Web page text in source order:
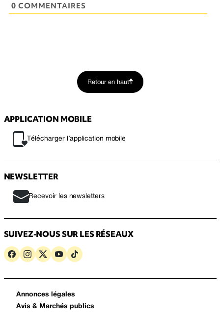
0 COMMENTAIRES
Retour en haut
APPLICATION MOBILE
Télécharger l’application mobile
NEWSLETTER
Recevoir les newsletters
SUIVEZ-NOUS SUR LES RÉSEAUX
Annonces légales
Avis & Marchés publics